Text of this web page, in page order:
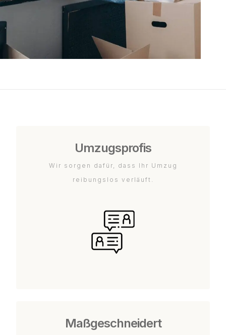
Umzugsprofis
Wir sorgen dafür, dass Ihr Umzug
reibungslos verläuft.
Maßgeschneidert